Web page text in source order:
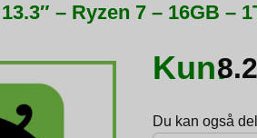
– Ryzen 7 – 16GB –
Kun:
Du kan også